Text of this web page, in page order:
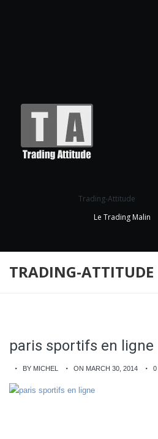
Trading-Attitude
Le Trading Malin
TRADING-ATTITUDE
paris sportifs en ligne
BY MICHEL ON MARCH 30, 2014 0